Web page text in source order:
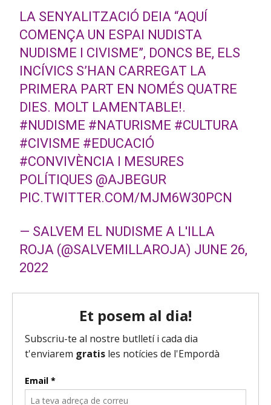
LA SENYALITZACIÓ DEIA “AQUÍ
COMENÇA UN ESPAI NUDISTA
NUDISME I CIVISME”, DONCS BE, ELS
INCÍVICS S’HAN CARREGAT LA
PRIMERA PART EN NOMÉS QUATRE
DIES. MOLT LAMENTABLE!.
#NUDISME #NATURISME #CULTURA
#CIVISME #EDUCACIÓ
#CONVIVÈNCIA I MESURES
POLÍTIQUES @AJBEGUR
PIC.TWITTER.COM/MJM6W30PCN
— SALVEM EL NUDISME A L'ILLA
ROJA (@SALVEMILLAROJA) JUNE 26,
2022